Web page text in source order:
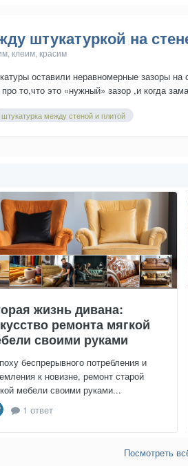
штукатуркой на
клеим, красим
оставили неравномерные зазоры
то,что это «нужный» зазор ,и когда
штукатурка между стеной и плитой
жизнь дивана:
ремонта мягкой
своими руками
беспрерывного потребления и
к новизне, ремонт старой
мебели своими руками...
1 ответ
Посмотреть